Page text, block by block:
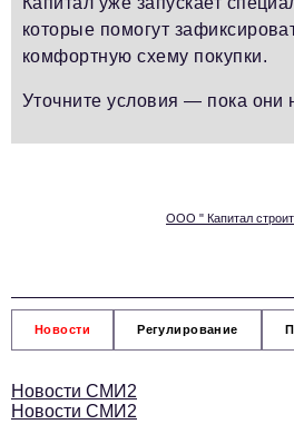
которые помогут
комфортную схему покупки.
Уточните условия — пока они
ООО " Капитал
Новости Регулирование
Новости СМИ2
Новости СМИ2